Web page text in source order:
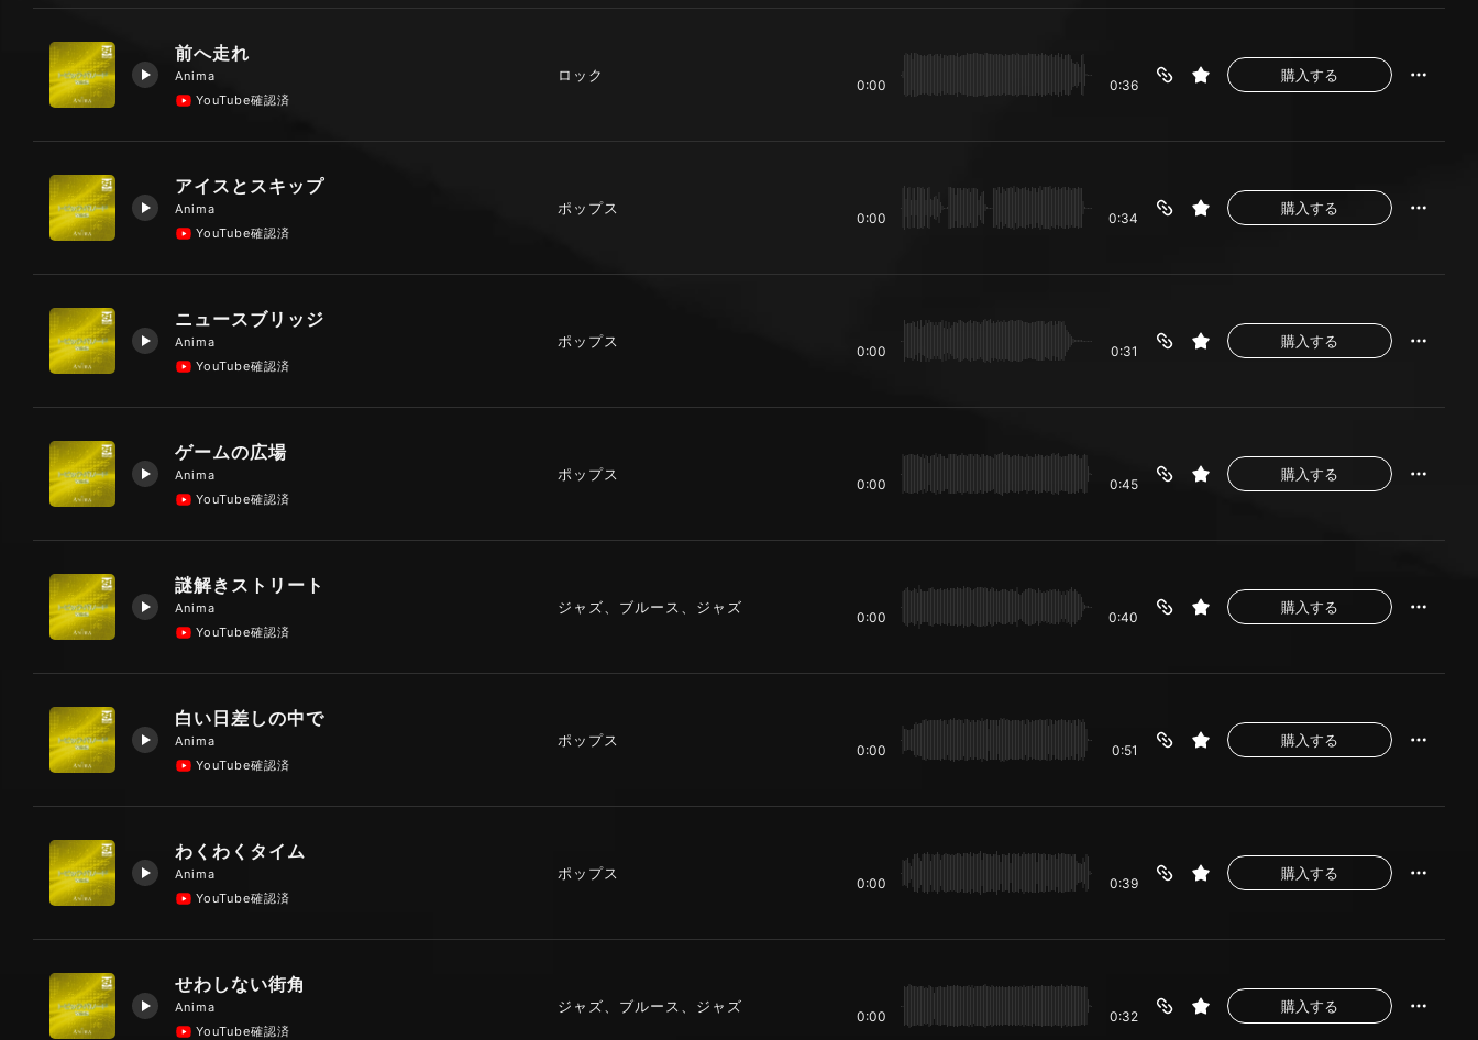
前へ走れ
Anima
YouTube確認済
ロック
0:00 0:36
購入する
アイスとスキップ
Anima
YouTube確認済
ポップス
0:00 0:34
購入する
ニュースブリッジ
Anima
YouTube確認済
ポップス
0:00 0:31
購入する
ゲームの広場
Anima
YouTube確認済
ポップス
0:00 0:45
購入する
謎解きストリート
Anima
YouTube確認済
ジャズ、ブルース、ジャズ
0:00 0:40
購入する
白い日差しの中で
Anima
YouTube確認済
ポップス
0:00 0:51
購入する
わくわくタイム
Anima
YouTube確認済
ポップス
0:00 0:39
購入する
せわしない街角
Anima
YouTube確認済
ジャズ、ブルース、ジャズ
0:00 0:32
購入する